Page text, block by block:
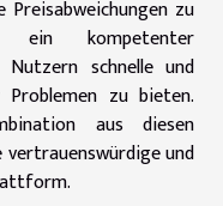
Preisabweichungen zu
ein kompetenter
Nutzern schnelle und
zu bieten.
aus diesen
und